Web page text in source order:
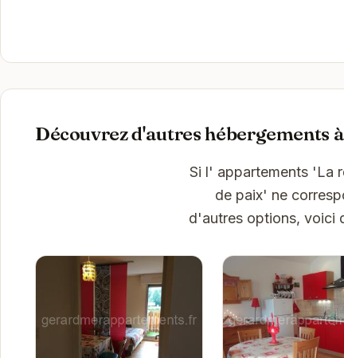
Découvrez d'autres hébergements
Si l' appartements 'La
de paix' ne
d'autres options, voici